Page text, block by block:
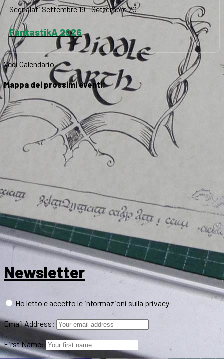
Segnalati Settembre 19-Settembre 20
FantastikA 2026
Vedi Calendario
Mappa dei prossimi eventi:
Newsletter
Ho letto e accetto le informazioni sulla privacy
Email Address:
First Name: